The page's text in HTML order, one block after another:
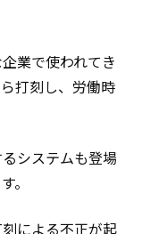
業で使われてき
打刻し、労働時
システムも登場
。
による不正が起